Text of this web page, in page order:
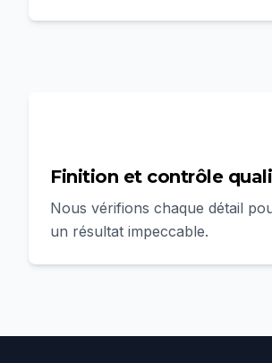
Finition et contrôle
Nous vérifions chaque détail
un résultat impeccable.